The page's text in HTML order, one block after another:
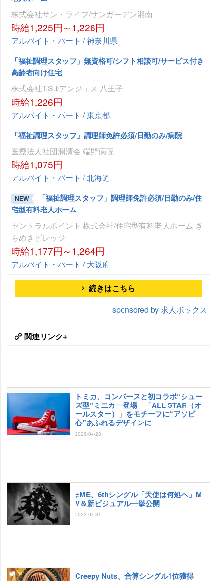
株式会社サン・ライフ/サンガーデン湘南
時給1,225円～1,226円
アルバイト・パート / 神奈川県
「福祉調理スタッフ」無資格可/シフト相談可/サービス付き
高齢者向け住宅
株式会社T.S.I/アンジェス 八王子
時給1,226円
アルバイト・パート / 東京都
「福祉調理スタッフ」調理師免許必須/日勤のみ/病院
医療法人社団潤清会 端野病院
時給1,075円
アルバイト・パート / 北海道
NEW
「福祉調理スタッフ」調理師免許必須/日勤のみ/住
宅型有料老人ホーム
セントラルポイント 株式会社/住宅型有料老人ホーム き
らめきビレッジ
時給1,177円～1,264円
アルバイト・パート / 大阪府
続きはこちら
sponsored by 求人ボックス
関連リンク+
トミカ、コンバースと初コラボ“シュー
ズ型”ミニカー登場 「ALL STAR（オ
ールスター）」をモチーフに“アソビ
心”あふれるデザインに
2026-04-23
≠ME、6thシングル「天使は何処へ」M
V＆新ビジュアル一挙公開
2023-03-31
Creepy Nuts、合算シングル1位獲得